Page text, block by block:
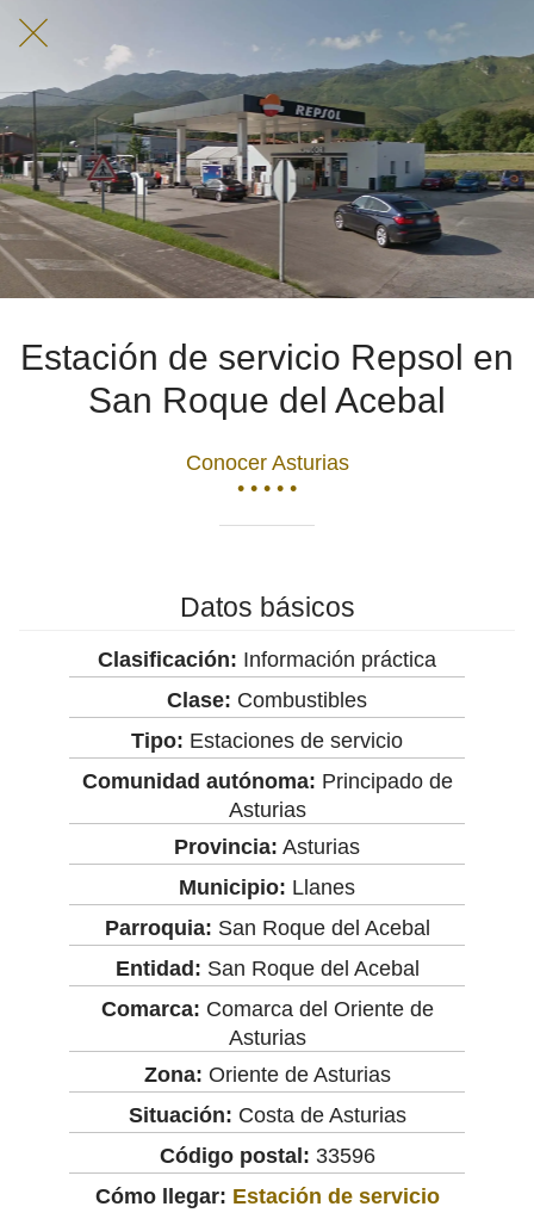
Estación de servicio Repsol en
San Roque del Acebal
Conocer Asturias
• • • • •
Datos básicos
Clasificación: Información práctica
Clase: Combustibles
Tipo: Estaciones de servicio
Comunidad autónoma: Principado de
Asturias
Provincia: Asturias
Municipio: Llanes
Parroquia: San Roque del Acebal
Entidad: San Roque del Acebal
Comarca: Comarca del Oriente de
Asturias
Zona: Oriente de Asturias
Situación: Costa de Asturias
Código postal: 33596
Cómo llegar: Estación de servicio